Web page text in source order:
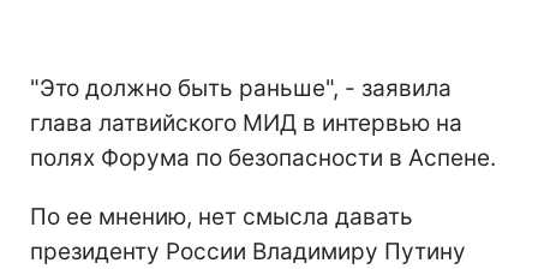
"Это должно быть раньше", - заявила
глава латвийского МИД в интервью на
полях Форума по безопасности в Аспене.
По ее мнению, нет смысла давать
президенту России Владимиру Путину